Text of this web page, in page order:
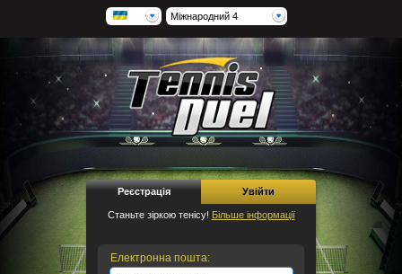
Міжнародний 4
Реєстрація Увійти
Станьте зіркою тенісу! Більше інформації
Електронна пошта: